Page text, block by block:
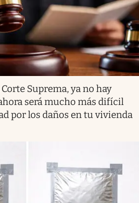
Suprema, ya no hay
será mucho más difícil
por los daños en tu vivienda